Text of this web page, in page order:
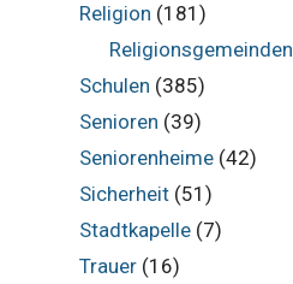
Religion (181)
Religionsgemeinden
Schulen (385)
Senioren (39)
Seniorenheime(42)
Sicherheit(51)
Stadtkapelle(7)
Trauer(16)